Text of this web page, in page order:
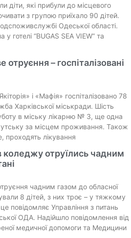
діти, які прибули до місцевого
з групою приїхало 90 дітей.
Одеської області.
готелі “BUGAS SEA VIEW” та
– госпіталізовані
і «Мафія» госпіталізовано 78
Харківської міськради. Шість
в міську лікарню № 3, ще одна
за місцем проживання. Також
проходять лікування
коледжу отруїлись чадним
чадним газом до обласної
8 дітей, з них троє – у тяжкому
повідомляє Управління з питань
ОДА. Надійшло повідомлення від
медичної допомоги та Медицини